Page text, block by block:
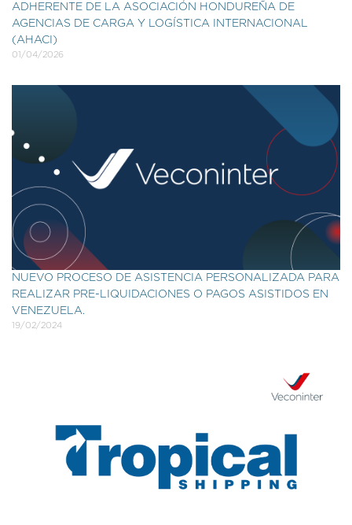
ADHERENTE DE LA ASOCIACIÓN HONDUREÑA DE
AGENCIAS DE CARGA Y LOGÍSTICA INTERNACIONAL
(AHACI)
01/04/2026
NUEVO PROCESO DE ASISTENCIA PERSONALIZADA PARA
REALIZAR PRE-LIQUIDACIONES O PAGOS ASISTIDOS EN
VENEZUELA.
19/02/2024